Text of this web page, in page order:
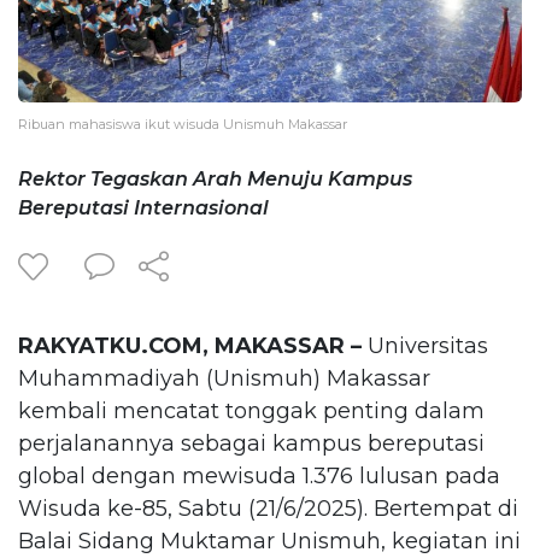
Ribuan mahasiswa ikut wisuda Unismuh Makassar
Rektor Tegaskan Arah Menuju Kampus
Bereputasi Internasional
RAKYATKU.COM, MAKASSAR – Universitas
Muhammadiyah (Unismuh) Makassar
kembali mencatat tonggak penting dalam
perjalanannya sebagai kampus bereputasi
global dengan mewisuda 1.376 lulusan pada
Wisuda ke-85, Sabtu (21/6/2025). Bertempat di
Balai Sidang Muktamar Unismuh, kegiatan ini